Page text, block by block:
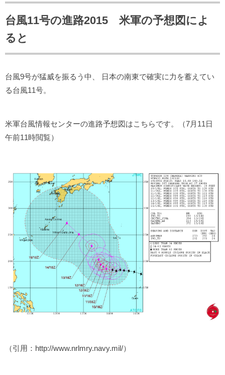
台風11号の進路2015 米軍の予想図によ
ると
台風9号が猛威を振るう中、 日本の南東で確実に力を蓄えてい
る台風11号。
米軍台風情報センターの進路予想図はこちらです。（7月11日
午前11時閲覧）
（引用：http://www.nrlmry.navy.mil/）